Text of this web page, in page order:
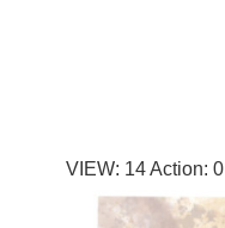
月
VIEW: 14Action: 0